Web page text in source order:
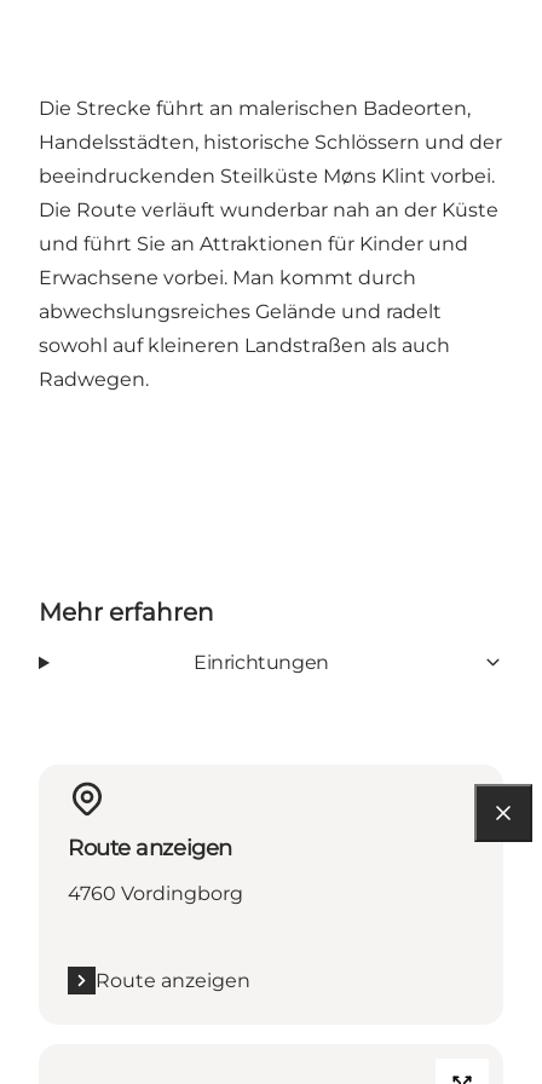
Die Strecke führt an malerischen Badeorten,
Handelsstädten, historische Schlössern und der
beeindruckenden Steilküste Møns Klint vorbei.
Die Route verläuft wunderbar nah an der Küste
und führt Sie an Attraktionen für Kinder und
Erwachsene vorbei. Man kommt durch
abwechslungsreiches Gelände und radelt
sowohl auf kleineren Landstraßen als auch
Radwegen.
Mehr erfahren
Einrichtungen
Route anzeigen
4760 Vordingborg
Route anzeigen